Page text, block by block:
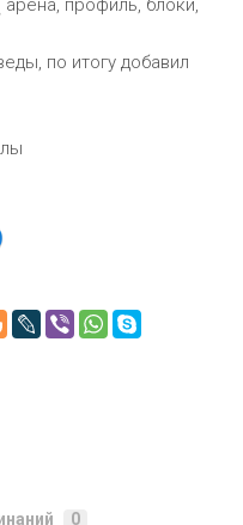
профиль, блоки,
по итогу добавил
0